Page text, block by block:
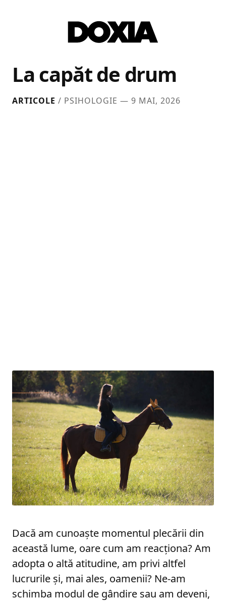
La capăt de drum
ARTICOLE / PSIHOLOGIE — 9 MAI, 2026
Dacă am cunoaște momentul plecării din
această lume, oare cum am reacționa? Am
adopta o altă atitudine, am privi altfel
lucrurile și, mai ales, oamenii? Ne-am
schimba modul de gândire sau am deveni,